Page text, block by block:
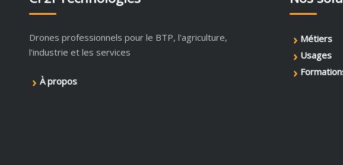
Drones professionnels pour le BTP, l'agriculture,
l'industrie et les services
› À propos
› Métiers
› Usages
›